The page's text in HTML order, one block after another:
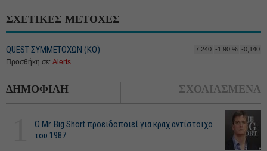
ΣΧΕΤΙΚΕΣ ΜΕΤΟΧΕΣ
QUEST ΣΥΜΜΕΤΟΧΩΝ (ΚΟ) 7,240 -1,90 % -0,140
Προσθήκη σε: Alerts
ΔΗΜΟΦΙΛΗ ΣΧΟΛΙΑΣΜΕΝΑ
O Mr. Big Short προειδοποιεί για κραχ αντίστοιχο
του 1987